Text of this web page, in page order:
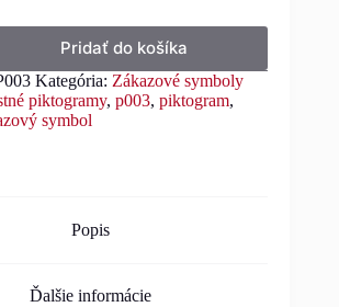
Pridať do košíka
Kategória: Zákazové symboly
piktogramy, p003, piktogram,
symbol
Popis
Ďalšie informácie